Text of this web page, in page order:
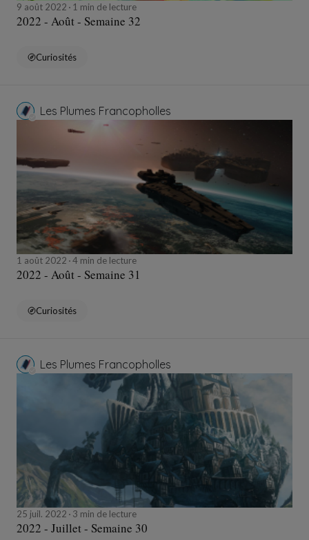
9 août 2022 1 min de lecture
2022 - Août - Semaine 32
Curiosités
Les Plumes Francopholles
1 août 2022 4 min de lecture
2022 - Août - Semaine 31
Curiosités
Les Plumes Francopholles
25 juil. 2022 3 min de lecture
2022 - Juillet - Semaine 30